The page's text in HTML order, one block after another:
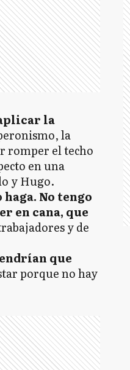
la
la
romper el techo
en una
y Hugo.
No tengo
en cana, que
y de
que
porque no hay